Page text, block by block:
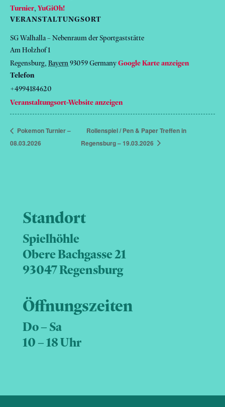
Turnier, YuGiOh!
VERANSTALTUNGSORT
SG Walhalla – Nebenraum der Sportgaststätte
Am Holzhof 1
Regensburg, Bayern93059GermanyGoogle Karte anzeigen
Telefon
+4994184620
Veranstaltungsort-Website anzeigen
Pokemon Turnier –
08.03.2026
Rollenspiel / Pen & Paper Treffen in
Regensburg – 19.03.2026
Standort
Spielhöhle
Obere Bachgasse 21
93047 Regensburg
Öffnungszeiten
Do – Sa
10 – 18 Uhr